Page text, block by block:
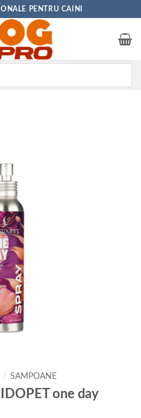
PENTRU CAINI
/ SAMPOANE
one day